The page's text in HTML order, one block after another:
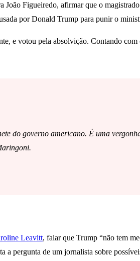
Figueiredo, afirmar que o
por Donald Trump para punir o
e votou pela absolvição. Contando
do governo americano. É uma
Leavitt, falar que Trump “não tem
a pergunta de um jornalista sobre